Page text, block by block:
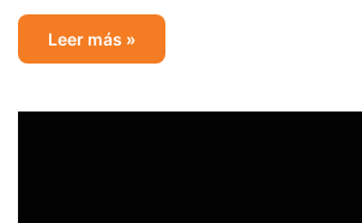
Leer más »